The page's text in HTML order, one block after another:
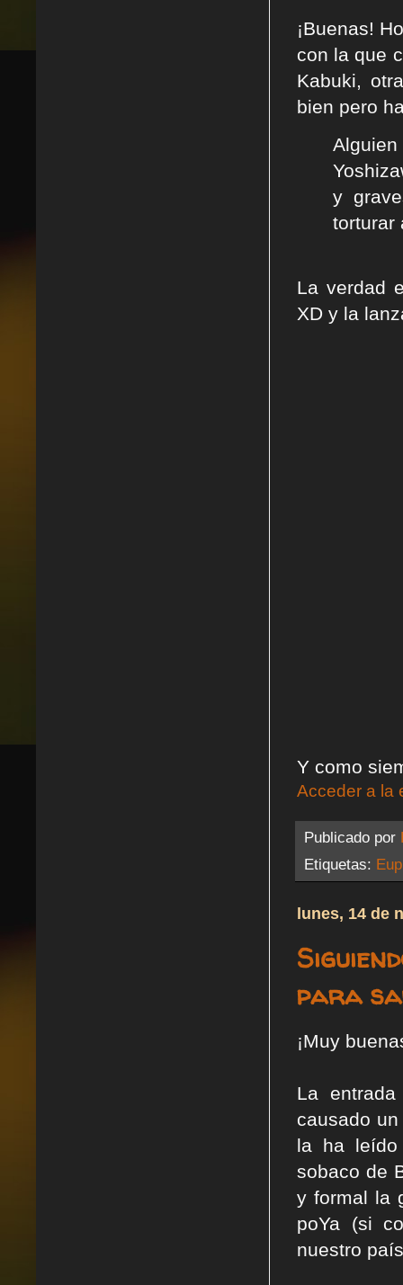
¡Buenas!
con la que
Kabuki,
bien pero
Alguien
y
torturar
La verdad
XD y la
Y como
Acceder a la
Publicado por
Etiquetas:
lunes, 14 de
para
¡Muy
La
causado
la ha leído
sobaco de
y formal la
poYa (si
nuestro